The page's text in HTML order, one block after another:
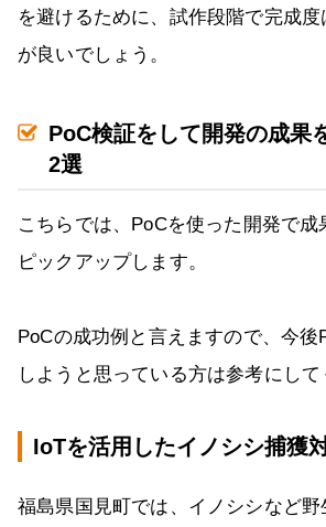
を避けるために、試作段階で完成
が良いでしょう。
PoC検証をして開発の成果
2選
こちらでは、PoCを使った開発で成
ピックアップします。
PoCの成功例と言えますので、今後
しようと思っている方は参考にして
IoTを活用したイノシシ捕獲
福島県国見町では、イノシシなど